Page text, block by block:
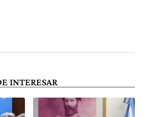
INTERESAR